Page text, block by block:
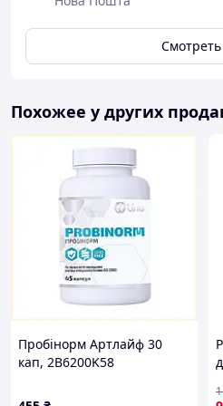
Смотреть
Похожее у других
Пробінорм Артлайф 30
кап, 2B6200K58